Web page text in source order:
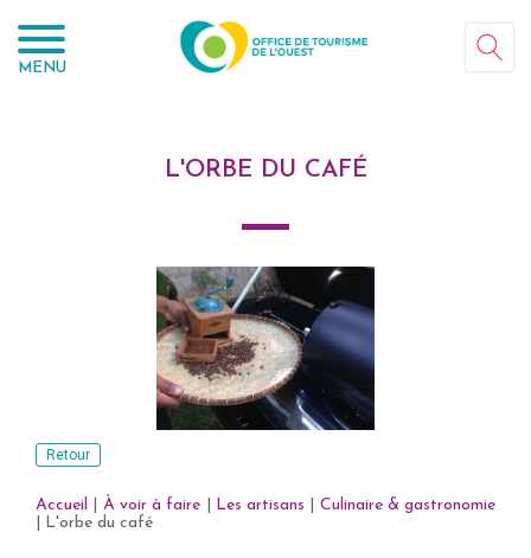
MENU
L'ORBE DU CAFÉ
Retour
Accueil À voir à faire Les artisans
Culinaire & gastronomie
L'orbe du café